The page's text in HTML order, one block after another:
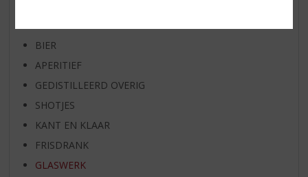
BIER
APERITIEF
GEDISTILLEERD OVERIG
SHOTJES
KANT EN KLAAR
FRISDRANK
GLASWERK